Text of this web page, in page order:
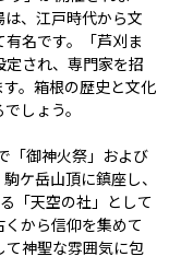
、江戸時代から文
名です。「芦刈ま
され、専門家を招
。箱根の歴史と文化
しょう。
「御神火祭」および
ケ岳山頂に鎮座し、
「天空の社」として
から信仰を集めて
て神聖な雰囲気に包